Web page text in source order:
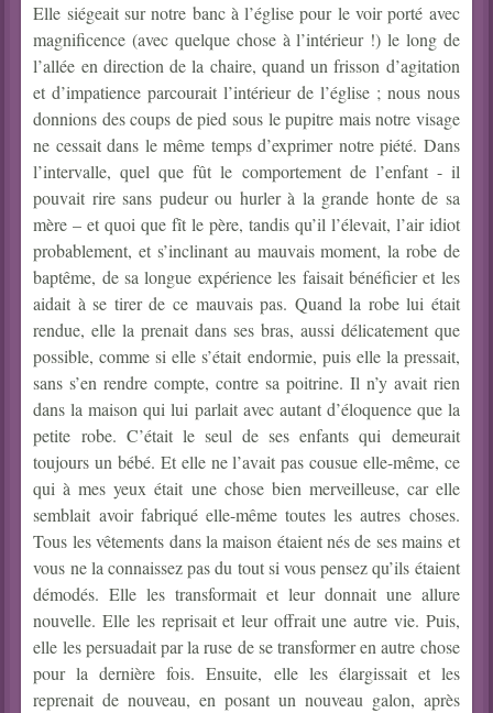
Elle siégeait sur notre banc à l’église pour le voir porté avec
magnificence (avec quelque chose à l’intérieur !) le long de
l’allée en direction de la chaire, quand un frisson d’agitation
et d’impatience parcourait l’intérieur de l’église ; nous nous
donnions des coups de pied sous le pupitre mais notre visage
ne cessait dans le même temps d’exprimer notre piété. Dans
l’intervalle, quel que fût le comportement de l’enfant - il
pouvait rire sans pudeur ou hurler à la grande honte de sa
mère – et quoi que fît le père, tandis qu’il l’élevait, l’air idiot
probablement, et s’inclinant au mauvais moment, la robe de
baptême, de sa longue expérience les faisait bénéficier et les
aidait à se tirer de ce mauvais pas. Quand la robe lui était
rendue, elle la prenait dans ses bras, aussi délicatement que
possible, comme si elle s’était endormie, puis elle la pressait,
sans s’en rendre compte, contre sa poitrine. Il n’y avait rien
dans la maison qui lui parlait avec autant d’éloquence que la
petite robe. C’était le seul de ses enfants qui demeurait
toujours un bébé. Et elle ne l’avait pas cousue elle-même, ce
qui à mes yeux était une chose bien merveilleuse, car elle
semblait avoir fabriqué elle-même toutes les autres choses.
Tous les vêtements dans la maison étaient nés de ses mains et
vous ne la connaissez pas du tout si vous pensez qu’ils étaient
démodés. Elle les transformait et leur donnait une allure
nouvelle. Elle les reprisait et leur offrait une autre vie. Puis,
elle les persuadait par la ruse de se transformer en autre chose
pour la dernière fois. Ensuite, elle les élargissait et les
reprenait de nouveau, en posant un nouveau galon, après